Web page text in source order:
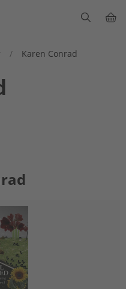
/ Karen Conrad